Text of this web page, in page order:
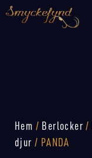
Hem / Berlocker /
djur / PANDA